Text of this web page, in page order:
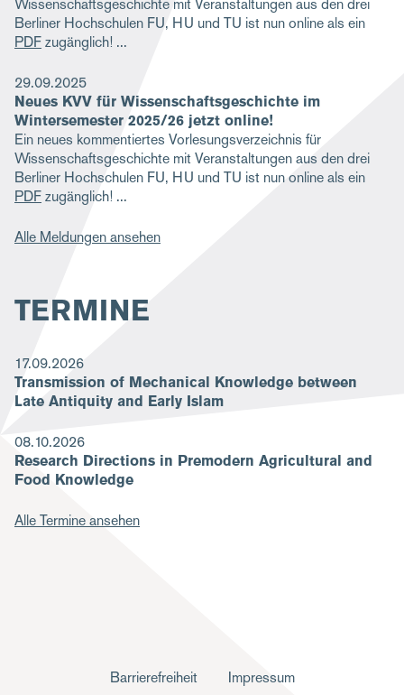
Wissenschaftsgeschichte mit Veranstaltungen aus den drei
Berliner Hochschulen FU, HU und TU ist nun online als ein
PDFzugänglich!
29.09.2025
Neues KVV für Wissenschaftsgeschichte im
Wintersemester 2025/26 jetzt online!
Ein neues kommentiertes Vorlesungsverzeichnis für
Wissenschaftsgeschichte mit Veranstaltungen aus den drei
Berliner Hochschulen FU, HU und TU ist nun online als ein
PDFzugänglich!
Alle Meldungen ansehen
TERMINE
17.09.2026
Transmission of Mechanical Knowledge between
Late Antiquity and Early Islam
08.10.2026
Research Directions in Premodern Agricultural and
Food Knowledge
Alle Termine ansehen
Barrierefreiheit Impressum